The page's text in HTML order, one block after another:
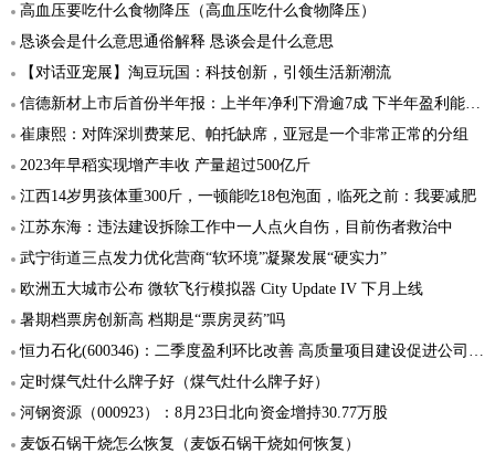
高血压要吃什么食物降压（高血压吃什么食物降压）
恳谈会是什么意思通俗解释 恳谈会是什么意思
【对话亚宠展】淘豆玩国：科技创新，引领生活新潮流
信德新材上市后首份半年报：上半年净利下滑逾7成 下半年盈利能力或有所增强
崔康熙：对阵深圳费莱尼、帕托缺席，亚冠是一个非常正常的分组
2023年早稻实现增产丰收 产量超过500亿斤
江西14岁男孩体重300斤，一顿能吃18包泡面，临死之前：我要减肥
江苏东海：违法建设拆除工作中一人点火自伤，目前伤者救治中
武宁街道三点发力优化营商“软环境”凝聚发展“硬实力”
欧洲五大城市公布 微软飞行模拟器 City Update IV 下月上线
暑期档票房创新高 档期是“票房灵药”吗
恒力石化(600346)：二季度盈利环比改善 高质量项目建设促进公司发展
定时煤气灶什么牌子好（煤气灶什么牌子好）
河钢资源（000923）：8月23日北向资金增持30.77万股
麦饭石锅干烧怎么恢复（麦饭石锅干烧如何恢复）